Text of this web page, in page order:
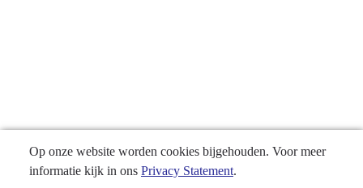
Op onze website worden cookies bijgehouden. Voor meer
informatie kijk in ons Privacy Statement.